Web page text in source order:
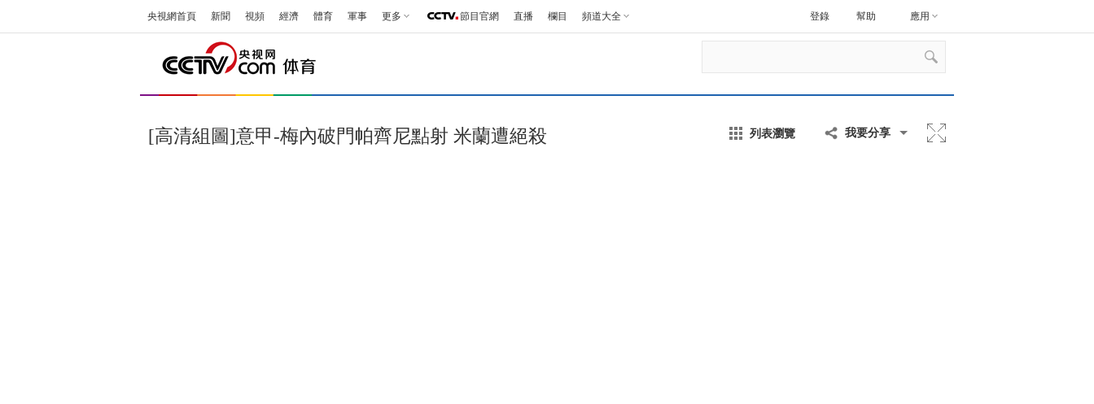
央視網首頁 新聞 視頻 經濟 體育 軍事 更多 節目官網 直播 欄目 頻道大全 幫助 應用
登錄
[高清組圖]意甲-梅內破門帕齊尼點射 米蘭遭絕殺 列表瀏覽 我要分享